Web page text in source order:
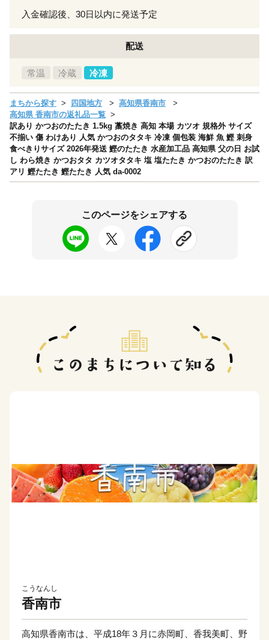
入金確認後、30日以内に発送予定
配送
常温 冷蔵 冷凍
まちから探す 四国地方
高知県香南市
高知県 香南市の返礼品一覧
訳あり かつおのたたき 1.5kg 藁焼き 高知 本場 カツオ 規格外 サイズ
不揃い 傷 わけあり 人気 かつおのタタキ 冷凍 個包装 海鮮 魚 鰹 刺身
食べきりサイズ 2026年発送 鰹のたたき 水産加工品 高知県 父の日 お試
し わら焼き かつおタタ カツオタタキ 塩 塩たたき かつおのたたき 訳
アリ 鰹たたき 鰹たたき 人気 da-0002
このページをシェアする
こうなんし
香南市
高知県香南市は、平成18年３月に赤岡町、香我美町、野